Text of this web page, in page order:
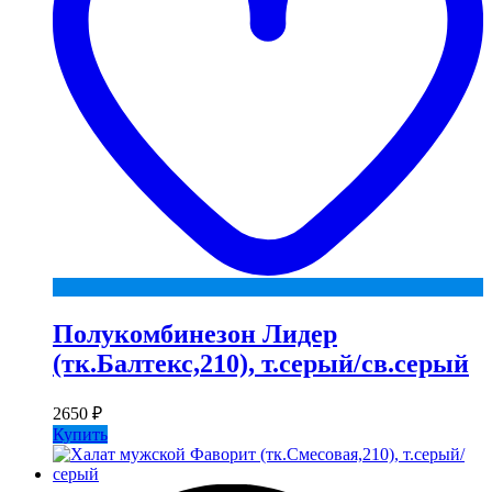
Полукомбинезон Лидер
(тк.Балтекс,210), т.серый/св.серый
2650 ₽
Купить